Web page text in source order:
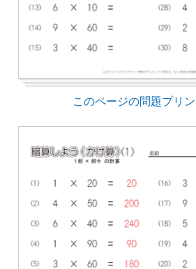
このページの問題プリ